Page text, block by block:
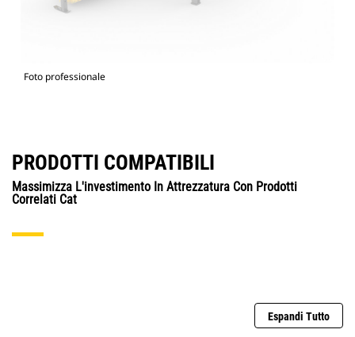
Foto professionale
PRODOTTI COMPATIBILI
Massimizza L'investimento In Attrezzatura Con Prodotti
Correlati Cat
Espandi Tutto